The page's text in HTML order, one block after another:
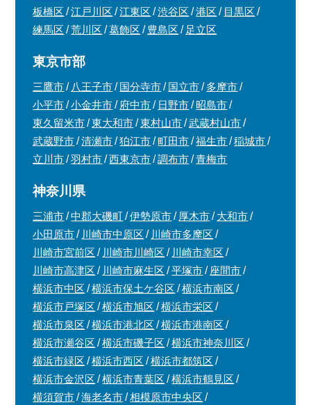
板橋区
江戸川区 江東区 渋谷区 港区
目黒区
練馬区
荒川区 葛飾区 豊島区 足立区
東京市部
三鷹市 八王子市 国分寺市 国立市
多摩市
小平市
小金井市 府中市 日野市
昭島市
東久留米市
東大和市 東村山市
武蔵村山市
武蔵野市
清瀬市 狛江市 町田市 福生市
稲城市
立川市
羽村市 西東京市 調布市 青梅市
神奈川県
三浦市 中郡大磯町 伊勢原市 厚木市
大和市
小田原市
川崎市中原区
川崎市多摩区
川崎市宮前区
川崎市川崎区
川崎市幸区
川崎市高津区
川崎市麻生区 平塚市
座間市
横浜市中区
横浜市保土ケ谷区
横浜市南区
横浜市戸塚区
横浜市旭区
横浜市栄区
横浜市泉区
横浜市港北区
横浜市港南区
横浜市瀬谷区
横浜市磯子区
横浜市神奈川区
横浜市緑区
横浜市西区
横浜市都筑区
横浜市金沢区
横浜市青葉区
横浜市鶴見区
横須賀市
海老名市
相模原市中央区